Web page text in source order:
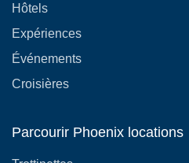
Hôtels
Expériences
Événements
Croisières
Parcourir Phoenix locations